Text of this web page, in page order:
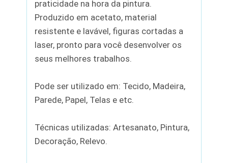
praticidade na hora da pintura.
Produzido em acetato, material
resistente e lavável, figuras cortadas a
laser, pronto para você desenvolver os
seus melhores trabalhos.
Pode ser utilizado em: Tecido, Madeira,
Parede, Papel, Telas e etc.
Técnicas utilizadas: Artesanato, Pintura,
Decoração, Relevo.